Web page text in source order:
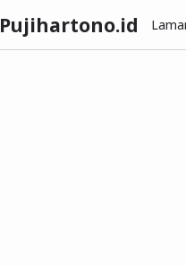
Pujihartono.id